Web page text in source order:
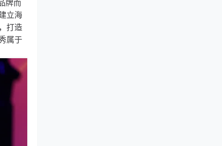
牌而
立海
打造
属于